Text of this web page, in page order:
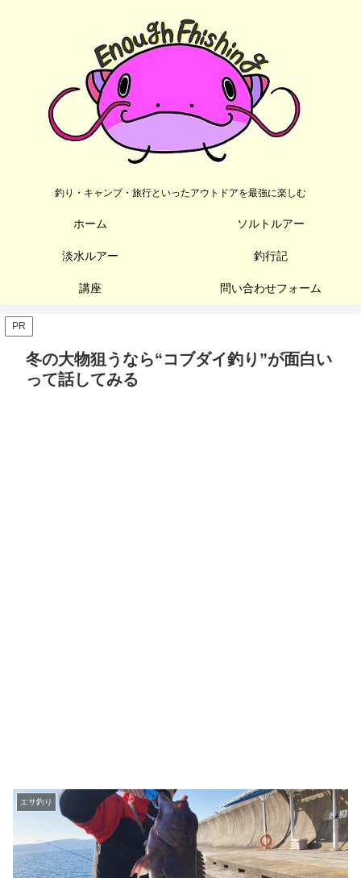
釣り・キャンプ・旅行といったアウトドアを最強に楽しむ
ホーム ソルトルアー
淡水ルアー 釣行記
講座 問い合わせフォーム
PR
冬の大物狙うなら“コブダイ釣り”が面白い
って話してみる
エサ釣り